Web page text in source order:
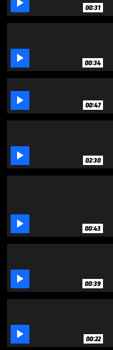
seconds
 00:31
 00:34
 00:47
 02:30
 00:43
 00:39
 00:22